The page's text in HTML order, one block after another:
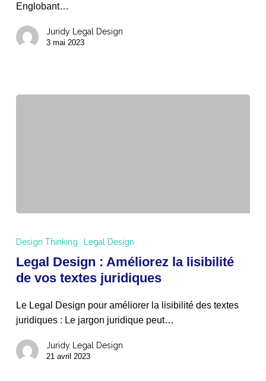
formation
certifiante
en
Englobant…
Juridy Legal Design
3 mai 2023
Améliorez
la
de
vos
textes
juridiques
Design Thinking Legal Design
Legal Design : Améliorez la lisibilité
de vos textes juridiques
Le Legal Design pour améliorer la lisibilité des textes
juridiques : Le jargon juridique peut…
Juridy Legal Design
21 avril 2023